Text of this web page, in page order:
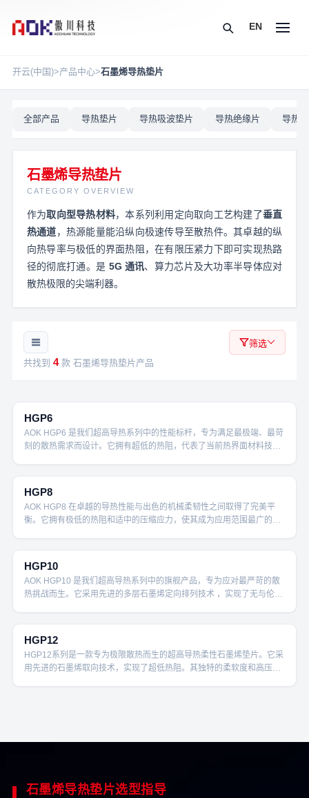
EN
开云(中国)>产品中心>石墨烯导热垫片
全部产品 导热垫片 导热吸波垫片 导热绝缘片 导热
石墨烯导热垫片
CATEGORY OVERVIEW
作为取向型导热材料，本系列利用定向取向工艺构建了 垂直
热通道 ，热源能量能沿纵向极速传导至散热件。其卓越的纵
向热导率与极低的界面热阻，在有限压紧力下即可实现热路
径的彻底打通。是 5G 通讯、算力芯片及大功率半导体应对
散热极限的尖端利器。
共找到 4款 石墨烯导热垫片产品
筛选
HGP6
AOK HGP6 是我们超高导热系列中的性能标杆，专为满足最极端、最苛
刻的散热需求而设计。它拥有超低的热阻，代表了当前热界面材料技术
放全部潜能。
HGP8
AOK HGP8 在卓越的导热性能与出色的机械柔韧性之间取得了完美平
衡。它拥有极低的热阻和适中的压缩应力，使其成为应用范围最广的型
能型选手。
HGP10
AOK HGP10 是我们超高导热系列中的旗舰产品，专为应对最严苛的散
热挑战而生。它采用先进的多层石墨烯定向排列技术 ，实现了无与伦比
缝的热传导路径。对于追求极致性能的CPU、GPU、AI加速卡和高速光
模块等前沿应用，HGP10是确保其长期稳定运行的理想热界面材料。
HGP12
HGP12系列是一款专为极限散热而生的超高导热柔性石墨烯垫片。它采
用先进的石墨烯取向技术，实现了超低热阻。其独特的柔软度和高压缩
石墨烯导热垫片选型指导